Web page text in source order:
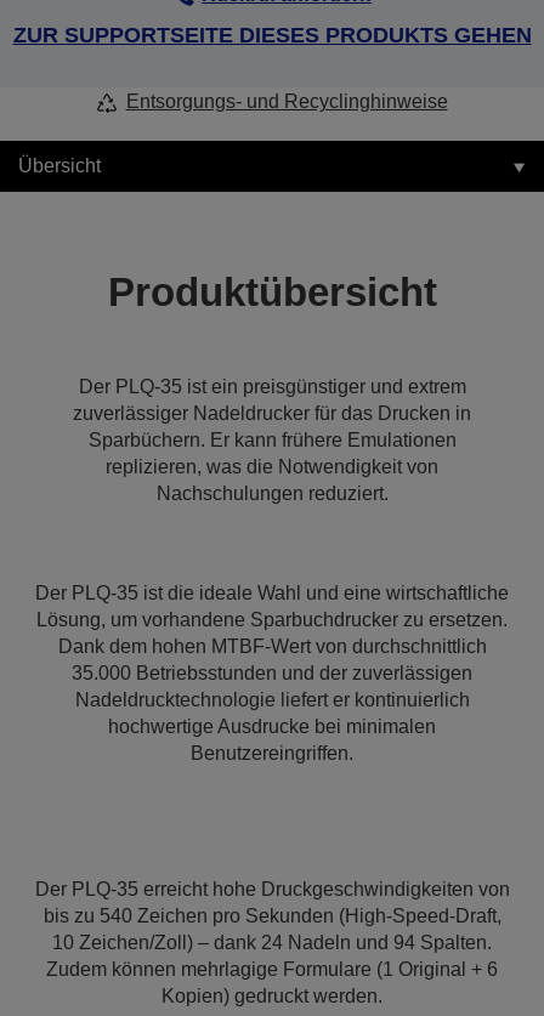
ZUR SUPPORTSEITE DIESES PRODUKTS GEHEN
Entsorgungs- und Recyclinghinweise
Übersicht
Produktübersicht
Der PLQ-35 ist ein preisgünstiger und extrem
zuverlässiger Nadeldrucker für das Drucken in
Sparbüchern. Er kann frühere Emulationen
replizieren, was die Notwendigkeit von
Nachschulungen reduziert.
Der PLQ-35 ist die ideale Wahl und eine wirtschaftliche
Lösung, um vorhandene Sparbuchdrucker zu ersetzen.
Dank dem hohen MTBF-Wert von durchschnittlich
35.000 Betriebsstunden und der zuverlässigen
Nadeldrucktechnologie liefert er kontinuierlich
hochwertige Ausdrucke bei minimalen
Benutzereingriffen.
Der PLQ-35 erreicht hohe Druckgeschwindigkeiten von
bis zu 540 Zeichen pro Sekunden (High-Speed-Draft,
10 Zeichen/Zoll) – dank 24 Nadeln und 94 Spalten.
Zudem können mehrlagige Formulare (1 Original + 6
Kopien) gedruckt werden.